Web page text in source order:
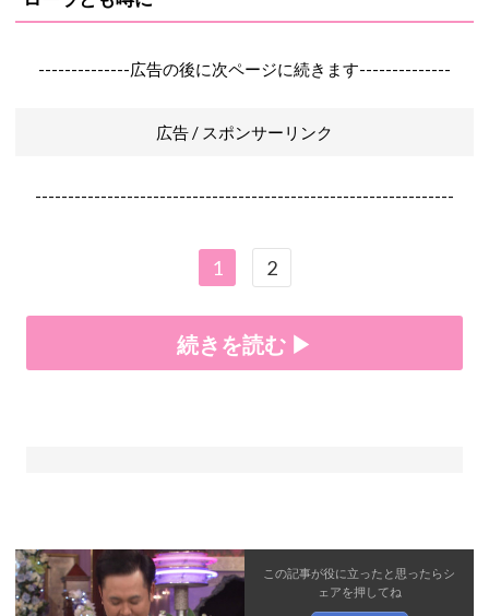
--------------広告の後に次ページに続きます--------------
広告 / スポンサーリンク
----------------------------------------------------------------
1 2
続きを読む ▶
この記事が役に立ったと思ったらシ
ェアを押してね